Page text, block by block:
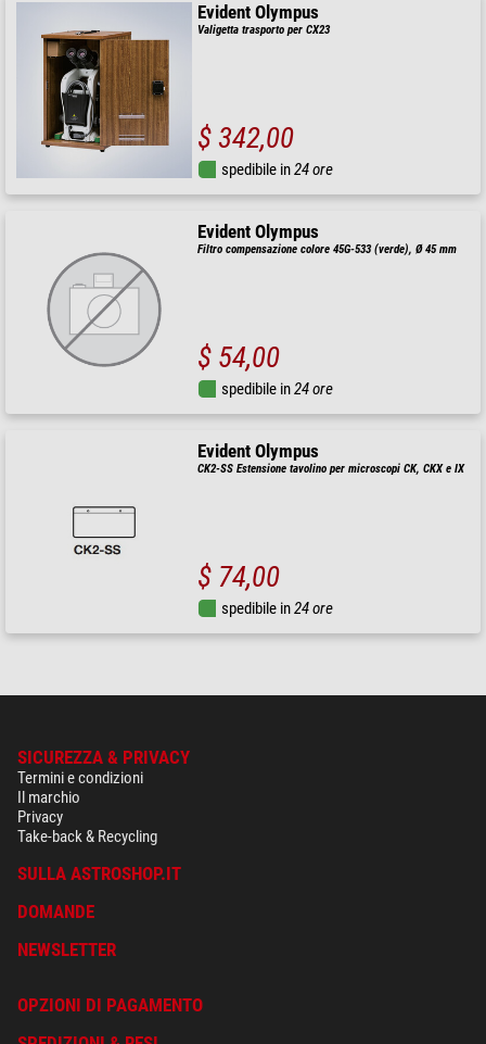
Evident Olympus
Valigetta trasporto per CX23
$ 342,00
spedibile in24 ore
Evident Olympus
Filtro compensazione colore 45G-533 (verde), Ø 45 mm
$ 54,00
spedibile in24 ore
Evident Olympus
CK2-SS Estensione tavolino per microscopi CK, CKX e IX
$ 74,00
spedibile in24 ore
SICUREZZA & PRIVACY
Termini e condizioni
Il marchio
Privacy
Take-back & Recycling
SULLA ASTROSHOP.IT
DOMANDE
NEWSLETTER
OPZIONI DI PAGAMENTO